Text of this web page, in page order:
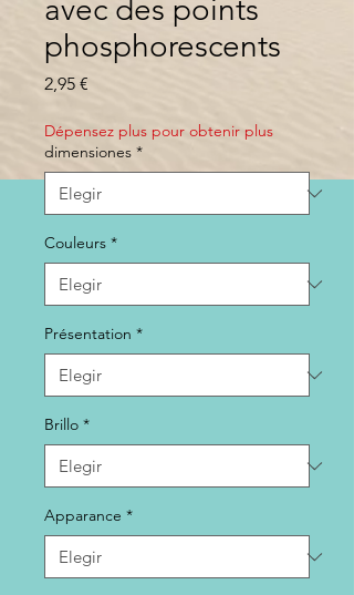
avec des points
phosphorescents
2,95 €
Dépensez plus pour obtenir plus
dimensiones *
Couleurs *
Présentation *
Brillo *
Apparance *